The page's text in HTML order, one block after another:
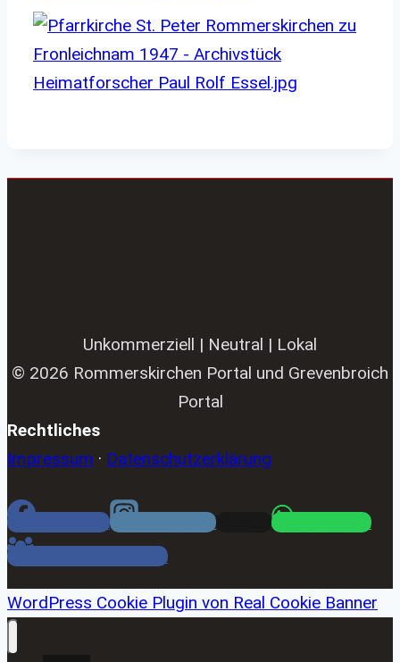
Unkommerziell | Neutral | Lokal
© 2026 Rommerskirchen Portal und Grevenbroich
Portal
Rechtliches
Impressum · Datenschutzerklärung
Facebook Instagram
WhatsApp
Facebook Gruppe
WordPress Cookie Plugin von Real Cookie Banner